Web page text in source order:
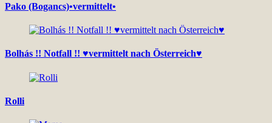
Pako (Bogancs)•vermittelt•
Bolhás !! Notfall !! ♥vermittelt nach Österreich♥
Rolli